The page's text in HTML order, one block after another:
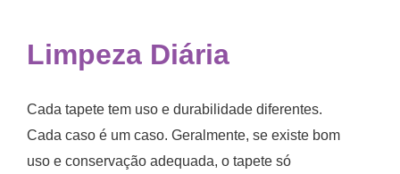
Limpeza Diária
Cada tapete tem uso e durabilidade diferentes.
Cada caso é um caso. Geralmente, se existe bom
uso e conservação adequada, o tapete só